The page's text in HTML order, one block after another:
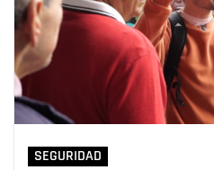
SEGURIDAD